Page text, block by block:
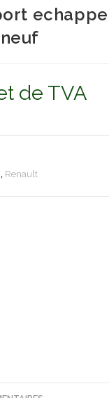
de TVA
, Renault